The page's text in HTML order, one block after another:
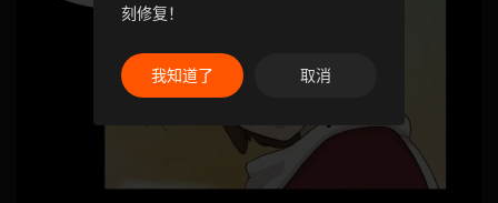
刻修复！
我知道了 取消